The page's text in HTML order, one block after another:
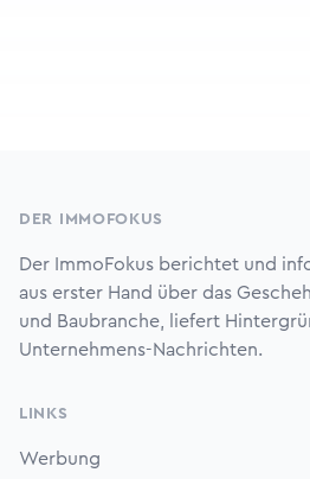
DER IMMOFOKUS
Der ImmoFokus berichtet und
aus erster Hand über das
und Baubranche, liefert
Unternehmens-Nachrichten.
LINKS
Werbung